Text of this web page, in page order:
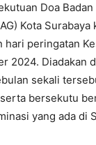
Doa Badan
Kota Surabaya
hari peringatan
2024. Diadakan
sekali
bersekutu
yang ada di